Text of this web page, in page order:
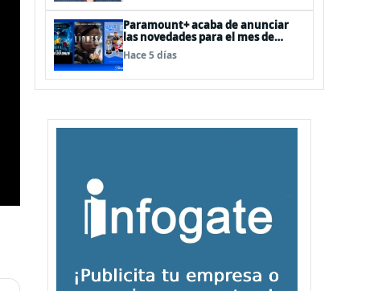
Paramount+ acaba de anunciar
las novedades para el mes de
agosto
Hace 5 días